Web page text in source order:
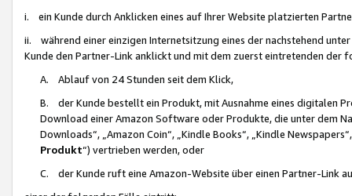
i. ein Kunde durch Anklicken eines auf Ihrer Website platzierten
ii. während einer einzigen Internetsitzung eines der nachstehend
Kunde den Partner-Link anklickt und mit dem zuerst eintretenden der
A. Ablauf von 24 Stunden seit dem Klick,
B. der Kunde bestellt ein Produkt, mit Ausnahme eines digitalen
Download einer Amazon Software oder Produkte, die unter dem
Downloads“, „Amazon Coin“, „Kindle Books“, „Kindle
Produkt“) vertrieben werden, oder
C. der Kunde ruft eine Amazon-Website über einen Partner-Link